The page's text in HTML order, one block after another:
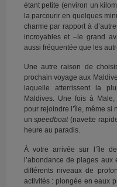
étant petite (environ un
la parcourir en quelques
charme par rapport à
incroyables et –le grand
aussi fréquentée que les
Une autre raison de
prochain voyage aux
laquelle atterrissent la
Maldives. Une fois à Male,
pour rejoindre l’île, même si
unspeedboat(navette
heure au paradis.
À votre arrivée sur l’île de
l’abondance de plages
différents niveaux de
activités : plongée en eaux